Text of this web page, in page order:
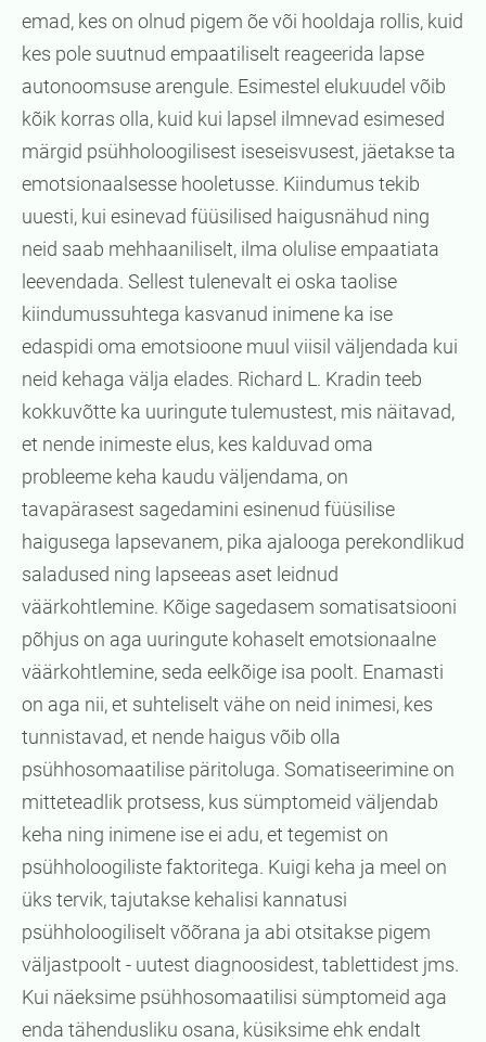
emad, kes on olnud pigem õe või hooldaja rollis, kuid
kes pole suutnud empaatiliselt reageerida lapse
autonoomsuse arengule. Esimestel elukuudel võib
kõik korras olla, kuid kui lapsel ilmnevad esimesed
märgid psühholoogilisest iseseisvusest, jäetakse ta
emotsionaalsesse hooletusse. Kiindumus tekib
uuesti, kui esinevad füüsilised haigusnähud ning
neid saab mehhaaniliselt, ilma olulise empaatiata
leevendada. Sellest tulenevalt ei oska taolise
kiindumussuhtega kasvanud inimene ka ise
edaspidi oma emotsioone muul viisil väljendada kui
neid kehaga välja elades. Richard L. Kradin teeb
kokkuvõtte ka uuringute tulemustest, mis näitavad,
et nende inimeste elus, kes kalduvad oma
probleeme keha kaudu väljendama, on
tavapärasest sagedamini esinenud füüsilise
haigusega lapsevanem, pika ajalooga perekondlikud
saladused ning lapseeas aset leidnud
väärkohtlemine. Kõige sagedasem somatisatsiooni
põhjus on aga uuringute kohaselt emotsionaalne
väärkohtlemine, seda eelkõige isa poolt. Enamasti
on aga nii, et suhteliselt vähe on neid inimesi, kes
tunnistavad, et nende haigus võib olla
psühhosomaatilise päritoluga. Somatiseerimine on
mitteteadlik protsess, kus sümptomeid väljendab
keha ning inimene ise ei adu, et tegemist on
psühholoogiliste faktoritega. Kuigi keha ja meel on
üks tervik, tajutakse kehalisi kannatusi
psühholoogiliselt võõrana ja abi otsitakse pigem
väljastpoolt - uutest diagnoosidest, tablettidest jms.
Kui näeksime psühhosomaatilisi sümptomeid aga
enda tähendusliku osana, küsiksime ehk endalt